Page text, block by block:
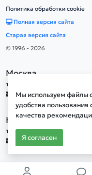
Мы используем файлы
удобства
качества
Я согласен
Политика обработки cookie
Полная версия сайта
Старая версия сайта
© 1996 - 2026
Москва
тел.
Новосибирск
тел.